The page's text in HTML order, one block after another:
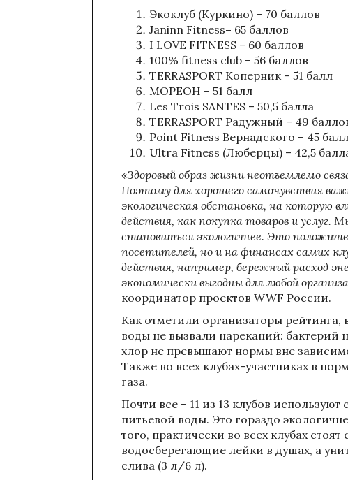
Экоклуб (Куркино) – 70 баллов
Janinn Fitness– 65 баллов
I LOVE FITNESS – 60 баллов
100% fitness club – 56 баллов
TERRASPORT Коперник – 51 балл
МОРЕОН – 51 балл
Les Trois SANTES – 50,5 балла
TERRASPORT Радужный – 49
Point Fitness Вернадского – 45
Ultra Fitness (Люберцы) – 42,5
«Здоровый образ жизни неотъемлемо
Поэтому для хорошего самочувствия
экологическая обстановка, на которую
действия, как покупка товаров и услуг.
становиться экологичнее. Это
посетителей, но и на финансах самих
действия, например, бережный расход
экономически выгодны для любой
координатор проектов WWF России.
Как отметили организаторы рейтинга,
воды не вызвали нареканий: бактерий
хлор не превышают нормы вне
Также во всех клубах-участниках в
газа.
Почти все – 11 из 13 клубов
питьевой воды. Это гораздо
того, практически во всех клубах
водосберегающие лейки в душах, а
слива (3 л/6 л).